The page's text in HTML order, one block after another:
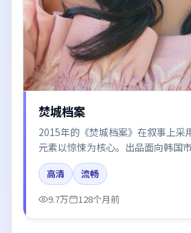
焚城档案
2015年的《焚城档案》在叙事上采
元素以惊悚为核心。出品面向韩国
宏、雷佳音、廖凡所饰角色推动关
发讨论。
高清
流畅
9.7万
128个月前